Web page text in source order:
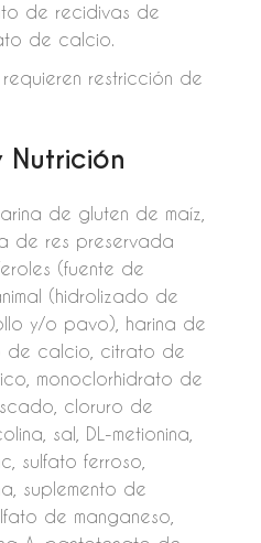
de recidivas de
de calcio.
restricción de
Nutrición
de gluten de maíz,
de res preservada
(fuente de
(hidrolizado de
y/o pavo), harina de
de calcio, citrato de
monoclorhidrato de
cloruro de
sal, DL-metionina,
sulfato ferroso,
suplemento de
de manganeso,